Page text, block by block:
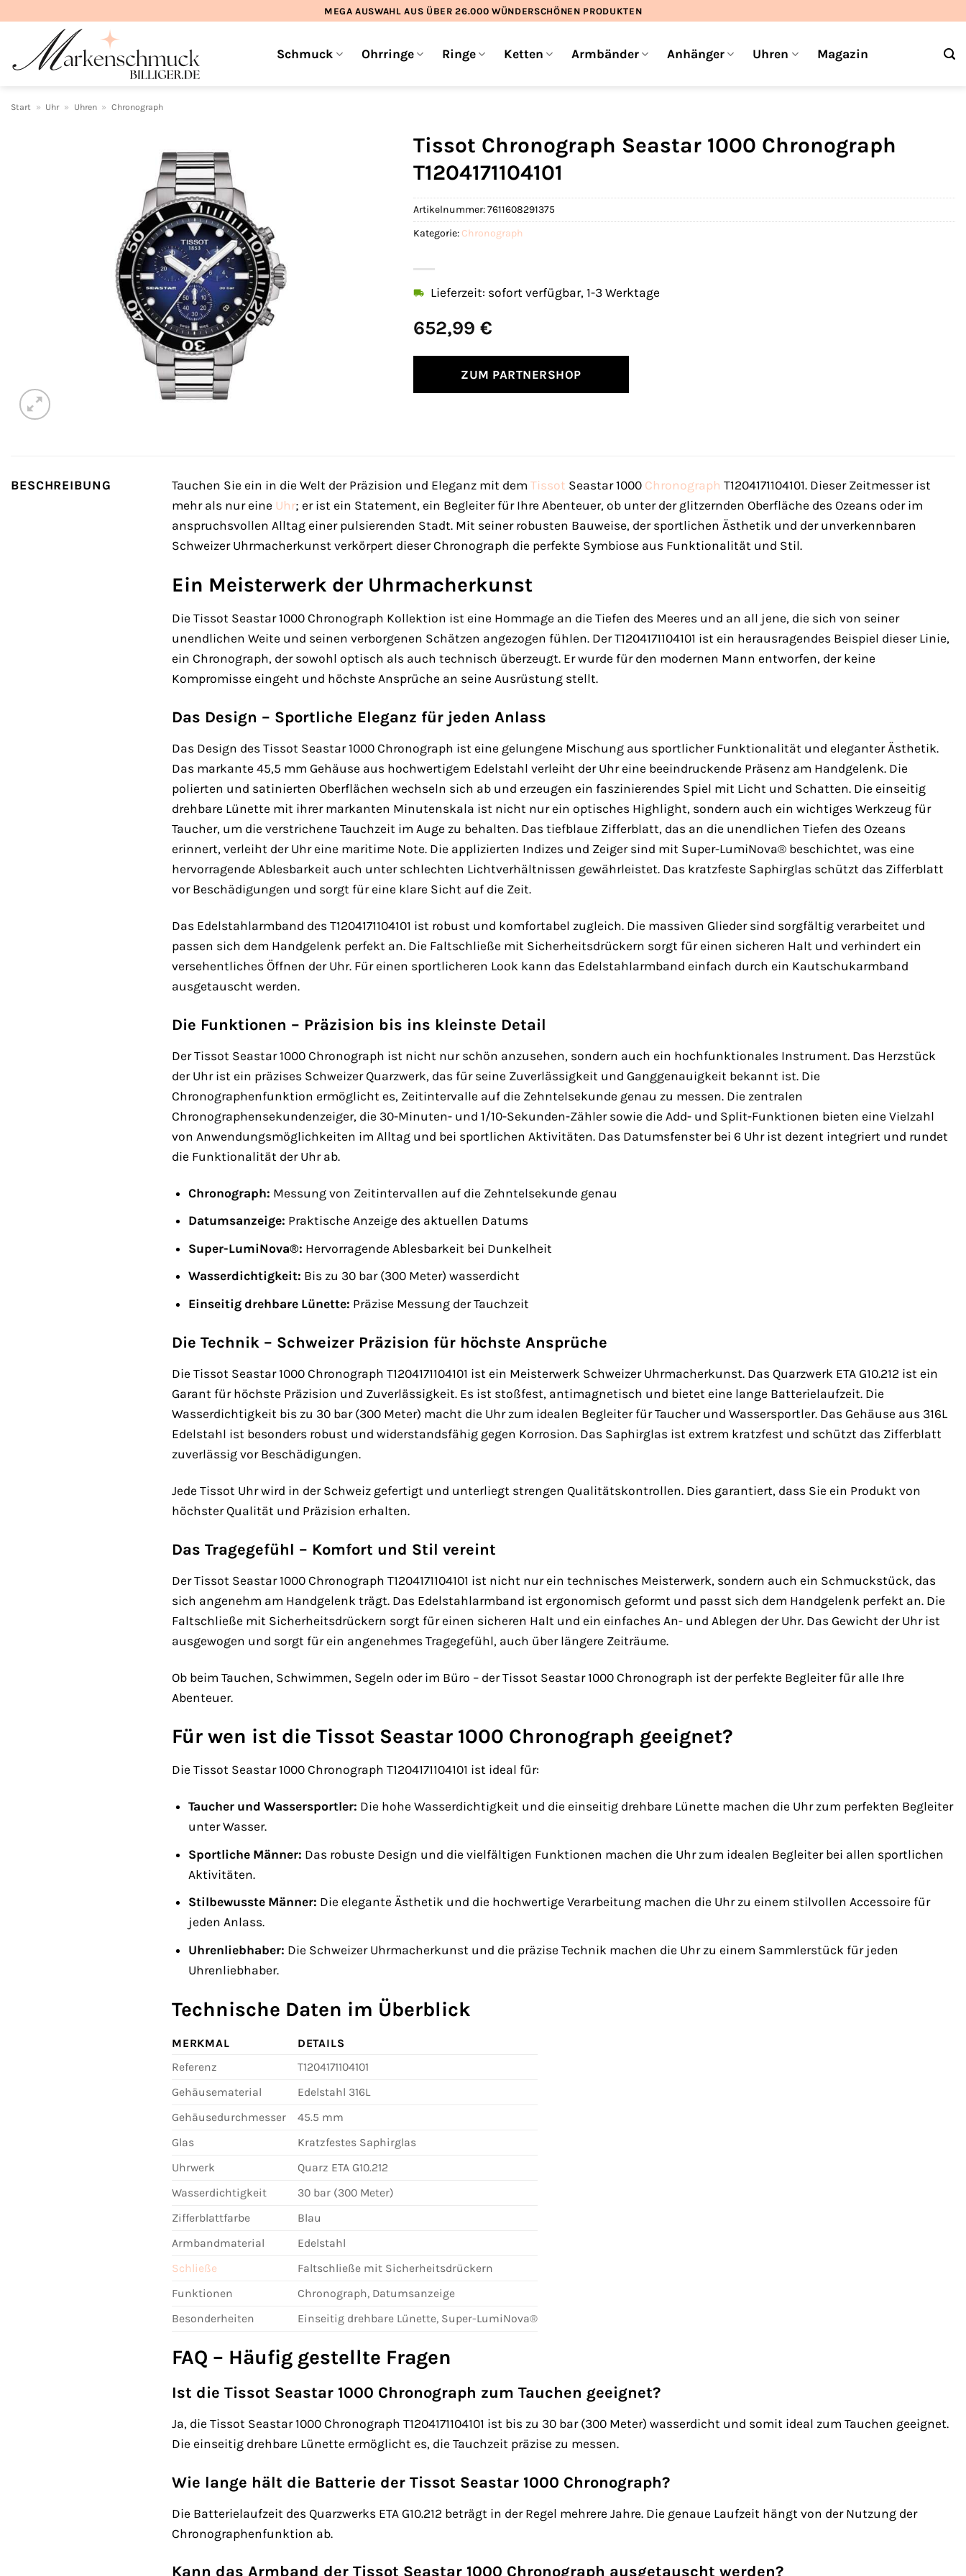
springen
MEGA AUSWAHL AUS ÜBER 26.000 WÜNDERSCHÖNEN PRODUKTEN
Schmuck Ohrringe Ringe Ketten Armbänder Anhänger Uhren Magazin
Start » Uhr » Uhren » Chronograph
Tissot Chronograph Seastar 1000 Chronograph
T1204171104101
652,99 €
Lieferzeit: sofort verfügbar, 1-3 Werktage
ZUM PARTNERSHOP
Artikelnummer:7611608291375
Kategorie: Chronograph
BESCHREIBUNG Tauchen Sie ein in die Welt der Präzision und Eleganz mit dem Tissot Seastar 1000 Chronograph T1204171104101. Dieser Zeitmesser ist
mehr als nur eine Uhr; er ist ein Statement, ein Begleiter für Ihre Abenteuer, ob unter der glitzernden Oberfläche des Ozeans oder im
anspruchsvollen Alltag einer pulsierenden Stadt. Mit seiner robusten Bauweise, der sportlichen Ästhetik und der unverkennbaren
Schweizer Uhrmacherkunst verkörpert dieser Chronograph die perfekte Symbiose aus Funktionalität und Stil.
Ein Meisterwerk der Uhrmacherkunst
Die Tissot Seastar 1000 Chronograph Kollektion ist eine Hommage an die Tiefen des Meeres und an all jene, die sich von seiner
unendlichen Weite und seinen verborgenen Schätzen angezogen fühlen. Der T1204171104101 ist ein herausragendes Beispiel dieser Linie,
ein Chronograph, der sowohl optisch als auch technisch überzeugt. Er wurde für den modernen Mann entworfen, der keine
Kompromisse eingeht und höchste Ansprüche an seine Ausrüstung stellt.
Das Design – Sportliche Eleganz für jeden Anlass
Das Design des Tissot Seastar 1000 Chronograph ist eine gelungene Mischung aus sportlicher Funktionalität und eleganter Ästhetik.
Das markante 45,5 mm Gehäuse aus hochwertigem Edelstahl verleiht der Uhr eine beeindruckende Präsenz am Handgelenk. Die
polierten und satinierten Oberflächen wechseln sich ab und erzeugen ein faszinierendes Spiel mit Licht und Schatten. Die einseitig
drehbare Lünette mit ihrer markanten Minutenskala ist nicht nur ein optisches Highlight, sondern auch ein wichtiges Werkzeug für
Taucher, um die verstrichene Tauchzeit im Auge zu behalten. Das tiefblaue Zifferblatt, das an die unendlichen Tiefen des Ozeans
erinnert, verleiht der Uhr eine maritime Note. Die applizierten Indizes und Zeiger sind mit Super-LumiNova® beschichtet, was eine
hervorragende Ablesbarkeit auch unter schlechten Lichtverhältnissen gewährleistet. Das kratzfeste Saphirglas schützt das Zifferblatt
vor Beschädigungen und sorgt für eine klare Sicht auf die Zeit.
Das Edelstahlarmband des T1204171104101 ist robust und komfortabel zugleich. Die massiven Glieder sind sorgfältig verarbeitet und
passen sich dem Handgelenk perfekt an. Die Faltschließe mit Sicherheitsdrückern sorgt für einen sicheren Halt und verhindert ein
versehentliches Öffnen der Uhr. Für einen sportlicheren Look kann das Edelstahlarmband einfach durch ein Kautschukarmband
ausgetauscht werden.
Die Funktionen – Präzision bis ins kleinste Detail
Der Tissot Seastar 1000 Chronograph ist nicht nur schön anzusehen, sondern auch ein hochfunktionales Instrument. Das Herzstück
der Uhr ist ein präzises Schweizer Quarzwerk, das für seine Zuverlässigkeit und Ganggenauigkeit bekannt ist. Die
Chronographenfunktion ermöglicht es, Zeitintervalle auf die Zehntelsekunde genau zu messen. Die zentralen
Chronographensekundenzeiger, die 30-Minuten- und 1/10-Sekunden-Zähler sowie die Add- und Split-Funktionen bieten eine Vielzahl
von Anwendungsmöglichkeiten im Alltag und bei sportlichen Aktivitäten. Das Datumsfenster bei 6 Uhr ist dezent integriert und rundet
die Funktionalität der Uhr ab.
Chronograph: Messung von Zeitintervallen auf die Zehntelsekunde genau
Datumsanzeige: Praktische Anzeige des aktuellen Datums
Super-LumiNova®: Hervorragende Ablesbarkeit bei Dunkelheit
Wasserdichtigkeit: Bis zu 30 bar (300 Meter) wasserdicht
Einseitig drehbare Lünette: Präzise Messung der Tauchzeit
Die Technik – Schweizer Präzision für höchste Ansprüche
Die Tissot Seastar 1000 Chronograph T1204171104101 ist ein Meisterwerk Schweizer Uhrmacherkunst. Das Quarzwerk ETA G10.212 ist ein
Garant für höchste Präzision und Zuverlässigkeit. Es ist stoßfest, antimagnetisch und bietet eine lange Batterielaufzeit. Die
Wasserdichtigkeit bis zu 30 bar (300 Meter) macht die Uhr zum idealen Begleiter für Taucher und Wassersportler. Das Gehäuse aus 316L
Edelstahl ist besonders robust und widerstandsfähig gegen Korrosion. Das Saphirglas ist extrem kratzfest und schützt das Zifferblatt
zuverlässig vor Beschädigungen.
Jede Tissot Uhr wird in der Schweiz gefertigt und unterliegt strengen Qualitätskontrollen. Dies garantiert, dass Sie ein Produkt von
höchster Qualität und Präzision erhalten.
Das Tragegefühl – Komfort und Stil vereint
Der Tissot Seastar 1000 Chronograph T1204171104101 ist nicht nur ein technisches Meisterwerk, sondern auch ein Schmuckstück, das
sich angenehm am Handgelenk trägt. Das Edelstahlarmband ist ergonomisch geformt und passt sich dem Handgelenk perfekt an. Die
Faltschließe mit Sicherheitsdrückern sorgt für einen sicheren Halt und ein einfaches An- und Ablegen der Uhr. Das Gewicht der Uhr ist
ausgewogen und sorgt für ein angenehmes Tragegefühl, auch über längere Zeiträume.
Ob beim Tauchen, Schwimmen, Segeln oder im Büro – der Tissot Seastar 1000 Chronograph ist der perfekte Begleiter für alle Ihre
Abenteuer.
Für wen ist die Tissot Seastar 1000 Chronograph geeignet?
Die Tissot Seastar 1000 Chronograph T1204171104101 ist ideal für:
Taucher und Wassersportler: Die hohe Wasserdichtigkeit und die einseitig drehbare Lünette machen die Uhr zum perfekten Begleiter
unter Wasser.
Sportliche Männer: Das robuste Design und die vielfältigen Funktionen machen die Uhr zum idealen Begleiter bei allen sportlichen
Aktivitäten.
Stilbewusste Männer: Die elegante Ästhetik und die hochwertige Verarbeitung machen die Uhr zu einem stilvollen Accessoire für
jeden Anlass.
Uhrenliebhaber: Die Schweizer Uhrmacherkunst und die präzise Technik machen die Uhr zu einem Sammlerstück für jeden
Uhrenliebhaber.
Technische Daten im Überblick
MERKMAL
DETAILS
Referenz
T1204171104101
Gehäusematerial
Edelstahl 316L
Gehäusedurchmesser
45.5 mm
Glas
Kratzfestes Saphirglas
Uhrwerk
Quarz ETA G10.212
Wasserdichtigkeit
30 bar (300 Meter)
Zifferblattfarbe
Blau
Armbandmaterial
Edelstahl
Schließe
Faltschließe mit Sicherheitsdrückern
Funktionen
Chronograph, Datumsanzeige
Besonderheiten
Einseitig drehbare Lünette, Super-LumiNova®
FAQ – Häufig gestellte Fragen
Ist die Tissot Seastar 1000 Chronograph zum Tauchen geeignet?
Ja, die Tissot Seastar 1000 Chronograph T1204171104101 ist bis zu 30 bar (300 Meter) wasserdicht und somit ideal zum Tauchen geeignet.
Die einseitig drehbare Lünette ermöglicht es, die Tauchzeit präzise zu messen.
Wie lange hält die Batterie der Tissot Seastar 1000 Chronograph?
Die Batterielaufzeit des Quarzwerks ETA G10.212 beträgt in der Regel mehrere Jahre. Die genaue Laufzeit hängt von der Nutzung der
Chronographenfunktion ab.
Kann das Armband der Tissot Seastar 1000 Chronograph ausgetauscht werden?